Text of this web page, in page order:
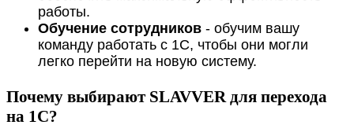
работы.
Обучение сотрудников - обучим вашу
команду работать с 1С, чтобы они могли
легко перейти на новую систему.
Почему выбирают SLAVVER для перехода
на 1С?